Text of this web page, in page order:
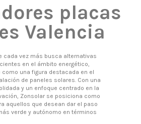
placas
Valencia
cada vez más busca alternativas
en el ámbito energético,
como una figura destacada en el
de paneles solares. Con una
y un enfoque centrado en la
Zonsolar se posiciona como
aquellos que desean dar el paso
verde y autónomo en términos